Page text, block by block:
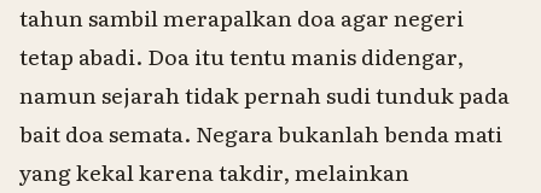
tahun sambil merapalkan doa agar negeri
tetap abadi. Doa itu tentu manis didengar,
namun sejarah tidak pernah sudi tunduk pada
bait doa semata. Negara bukanlah benda mati
yang kekal karena takdir, melainkan